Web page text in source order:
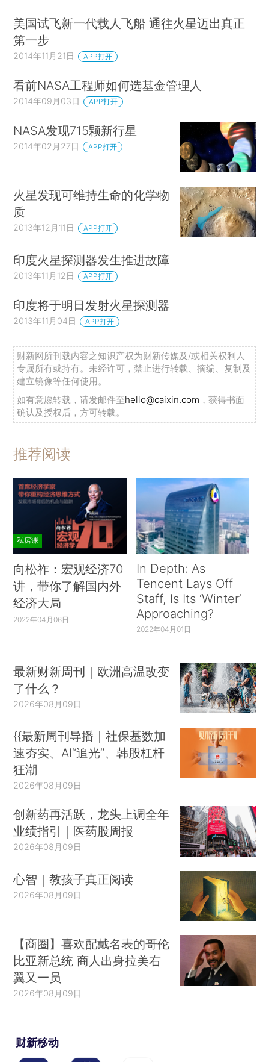
美国试飞新一代载人飞船 通往火星迈出真正
第一步
2014年11月21日 APP打开
看前NASA工程师如何选基金管理人
2014年09月03日 APP打开
NASA发现715颗新行星
2014年02月27日 APP打开
火星发现可维持生命的化学物
质
2013年12月11日 APP打开
印度火星探测器发生推进故障
2013年11月12日 APP打开
印度将于明日发射火星探测器
2013年11月04日 APP打开
财新网所刊载内容之知识产权为财新传媒及/或相关权利人
专属所有或持有。未经许可，禁止进行转载、摘编、复制及
建立镜像等任何使用。
如有意愿转载，请发邮件至hello@caixin.com ，获得书面
确认及授权后，方可转载。
推荐阅读
私房课
向松祚：宏观经济70
讲，带你了解国内外
经济大局
2022年04月06日
In Depth: As
Tencent Lays Off
Staff, Is Its ‘Winter’
Approaching?
2022年04月01日
最新财新周刊｜欧洲高温改变
了什么？
2026年08月09日
{{最新周刊导播｜社保基数加
速夯实、AI“追光”、韩股杠杆
狂潮
2026年08月09日
创新药再活跃，龙头上调全年
业绩指引｜医药股周报
2026年08月09日
心智｜教孩子真正阅读
2026年08月09日
【商圈】喜欢配戴名表的哥伦
比亚新总统 商人出身拉美右
翼又一员
2026年08月09日
财新移动